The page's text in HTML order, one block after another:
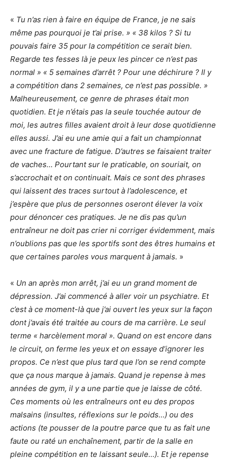
« Tu n’as rien à faire en équipe de France, je ne sais
même pas pourquoi je t’ai prise. » « 38 kilos ? Si tu
pouvais faire 35 pour la compétition ce serait bien.
Regarde tes fesses là je peux les pincer ce n’est pas
normal » « 5 semaines d’arrêt ? Pour une déchirure ? Il y
a compétition dans 2 semaines, ce n’est pas possible. »
Malheureusement, ce genre de phrases était mon
quotidien. Et je n’étais pas la seule touchée autour de
moi, les autres filles avaient droit à leur dose quotidienne
elles aussi. J’ai eu une amie qui a fait un championnat
avec une fracture de fatigue. D’autres se faisaient traiter
de vaches… Pourtant sur le praticable, on souriait, on
s’accrochait et on continuait. Mais ce sont des phrases
qui laissent des traces surtout à l’adolescence, et
j’espère que plus de personnes oseront élever la voix
pour dénoncer ces pratiques. Je ne dis pas qu’un
entraîneur ne doit pas crier ni corriger évidemment, mais
n’oublions pas que les sportifs sont des êtres humains et
que certaines paroles vous marquent à jamais. »
« Un an après mon arrêt, j’ai eu un grand moment de
dépression. J’ai commencé à aller voir un psychiatre. Et
c’est à ce moment-là que j’ai ouvert les yeux sur la façon
dont j’avais été traitée au cours de ma carrière. Le seul
terme « harcèlement moral ». Quand on est encore dans
le circuit, on ferme les yeux et on essaye d’ignorer les
propos. Ce n’est que plus tard que l’on se rend compte
que ça nous marque à jamais. Quand je repense à mes
années de gym, il y a une partie que je laisse de côté.
Ces moments où les entraîneurs ont eu des propos
malsains (insultes, réflexions sur le poids…) ou des
actions (te pousser de la poutre parce que tu as fait une
faute ou raté un enchaînement, partir de la salle en
pleine compétition en te laissant seule…). Et je repense